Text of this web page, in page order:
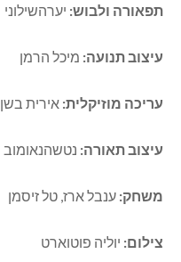
תפאורה ולבוש: יערהשילוני
עיצובתנועה: מיכל הרמן
עריכה מוזיקלית: אירית בשן
עיצובתאורה: נטשהנאומוב
משחק: ענבל ארז, טל זיסמן
צילום: יוליה פוטוארט